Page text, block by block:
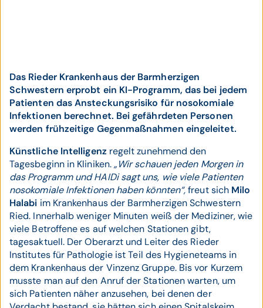
Das Rieder Krankenhaus der Barmherzigen
Schwestern erprobt ein KI-Programm, das bei jedem
Patienten das Ansteckungsrisiko für nosokomiale
Infektionen berechnet. Bei gefährdeten Personen
werden frühzeitige Gegenmaßnahmen eingeleitet.
Künstliche Intelligenz regelt zunehmend den
Tagesbeginn in Kliniken.„Wir schauen jeden Morgen in
das Programm und HAIDi sagt uns, wie viele Patienten
nosokomiale Infektionen haben könnten“,freut sich Milo
Halabi im Krankenhaus der Barmherzigen Schwestern
Ried. Innerhalb weniger Minuten weiß der Mediziner, wie
viele Betroffene es auf welchen Stationen gibt,
tagesaktuell. Der Oberarzt und Leiter des Rieder
Institutes für Pathologie ist Teil des Hygieneteams in
dem Krankenhaus der Vinzenz Gruppe. Bis vor Kurzem
musste man auf den Anruf der Stationen warten, um
sich Patienten näher anzusehen, bei denen der